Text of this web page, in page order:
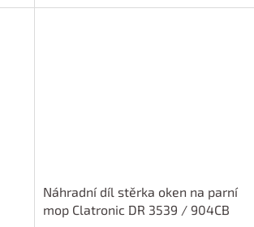
Náhradní díl stěrka oken na parní
mop Clatronic DR 3539 / 904CB